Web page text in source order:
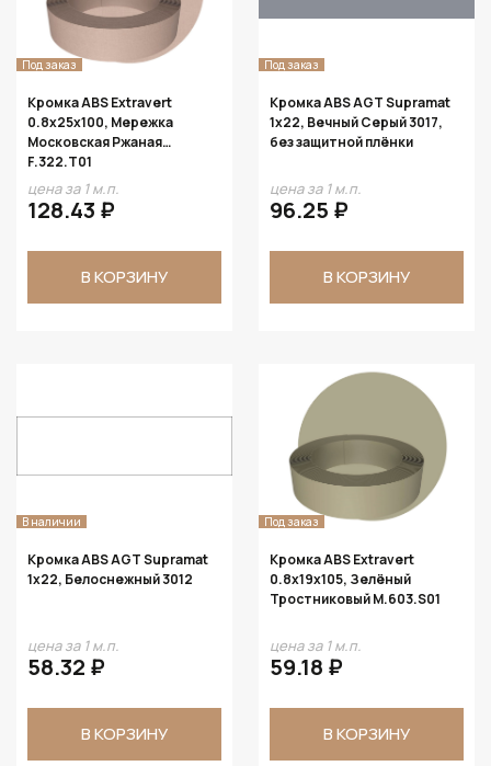
Под заказ
Кромка ABS Extravert
0.8х25х100, Мережка
Московская Ржаная
F.322.T01
цена за 1 м.п.
128.43 ₽
В КОРЗИНУ
Под заказ
Кромка ABS AGT Supramat
1х22, Вечный Серый 3017,
без защитной плёнки
цена за 1 м.п.
96.25 ₽
В КОРЗИНУ
В наличии
Кромка ABS AGT Supramat
1х22, Белоснежный 3012
цена за 1 м.п.
58.32 ₽
В КОРЗИНУ
Под заказ
Кромка ABS Extravert
0.8х19х105, Зелёный
Тростниковый M.603.S01
цена за 1 м.п.
59.18 ₽
В КОРЗИНУ